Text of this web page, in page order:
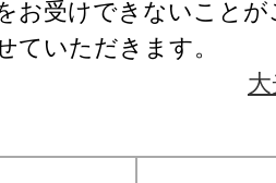
お受けできないこと
ていただきます。